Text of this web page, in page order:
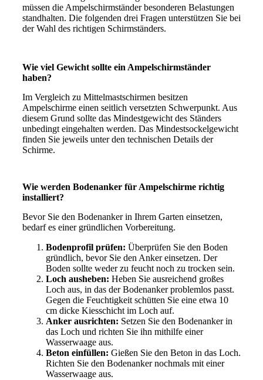
müssen die Ampelschirmständer besonderen Belastungen
standhalten. Die folgenden drei Fragen unterstützen Sie bei
der Wahl des richtigen Schirmständers.
Wie viel Gewicht sollte ein Ampelschirmständer
haben?
Im Vergleich zu Mittelmastschirmen besitzen
Ampelschirme einen seitlich versetzten Schwerpunkt. Aus
diesem Grund sollte das Mindestgewicht des Ständers
unbedingt eingehalten werden. Das Mindestsockelgewicht
finden Sie jeweils unter den technischen Details der
Schirme.
Wie werden Bodenanker für Ampelschirme richtig
installiert?
Bevor Sie den Bodenanker in Ihrem Garten einsetzen,
bedarf es einer gründlichen Vorbereitung.
Bodenprofil prüfen: Überprüfen Sie den Boden
gründlich, bevor Sie den Anker einsetzen. Der
Boden sollte weder zu feucht noch zu trocken sein.
Loch ausheben: Heben Sie ausreichend großes
Loch aus, in das der Bodenanker problemlos passt.
Gegen die Feuchtigkeit schütten Sie eine etwa 10
cm dicke Kiesschicht im Loch auf.
Anker ausrichten: Setzen Sie den Bodenanker in
das Loch und richten Sie ihn mithilfe einer
Wasserwaage aus.
Beton einfüllen: Gießen Sie den Beton in das Loch.
Richten Sie den Bodenanker nochmals mit einer
Wasserwaage aus.